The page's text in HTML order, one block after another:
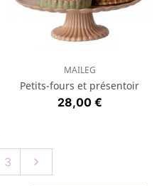
MAILEG
Petits-fours et présentoir
Prix
28,00 €
3 Suivant
